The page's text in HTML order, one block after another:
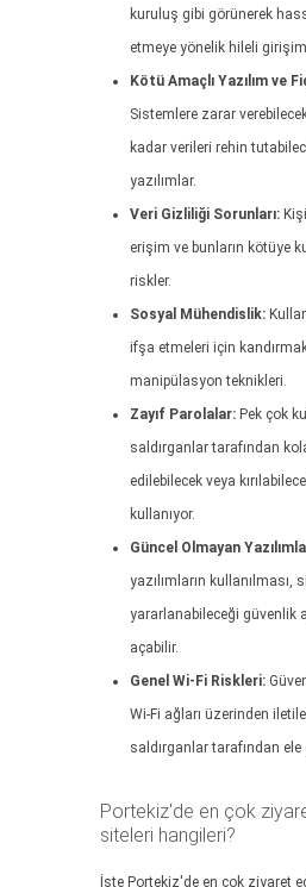
kuruluş gibi görünerek
etmeye yönelik hileli
Kötü Amaçlı Yazılım ve
Sistemlere zarar
kadar verileri rehin
yazılımlar.
Veri Gizliliği Sorunları:
erişim ve bunların kötüye
riskler.
Sosyal Mühendislik:
ifşa etmeleri için
manipülasyon teknikleri.
Zayıf Parolalar: Pek çok
saldırganlar tarafından
edilebilecek veya
kullanıyor.
Güncel Olmayan
yazılımların kullanılması,
yararlanabileceği güvenlik
açabilir.
Genel Wi-Fi Riskleri:
Wi-Fi ağları üzerinden
saldırganlar tarafından ele
Portekiz'de en çok
siteleri hangileri?
İşte Portekiz'de en çok ziyaret